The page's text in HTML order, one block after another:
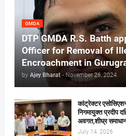
GMDA
DTP GMDA R.S. Batth
Officer for Removal of
Encroachment in
by Ajey Bharat - November 26, 2024
कांट्रेक्टर
निगमायुक्त प्रदीप
अवगत,शीघ्र
July 14, 2026